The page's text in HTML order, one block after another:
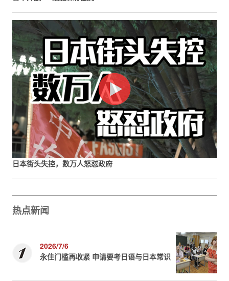
日本街头失控，数万人怒怼政府
热点新闻
2026/7/6
永住门槛再收紧 申请要考日语与日本常识